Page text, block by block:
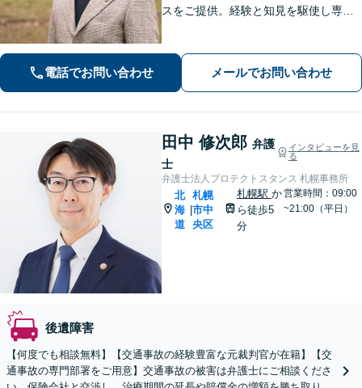
スをご提供。経験と知見を駆使し専門
いたします。今ある問題だけではな
く、派生的・将来的な問題予防にも対
電話でお問い合わせ メールでお問い合わせ
田中 修次郎 弁護
士
インタビューを見
る
弁護士法人プロテクトスタンス 札幌事務所
北
海
道
|
札幌
市中
央区
札幌駅 か
ら徒歩5
分
営業時間：09:00
~21:00（平日）
後遺障害
【何度でも相談無料】【交通事故の経験豊富な元裁判官が在籍】【交
通事故の専門部署をご用意】交通事故の被害は弁護士にご相談くださ